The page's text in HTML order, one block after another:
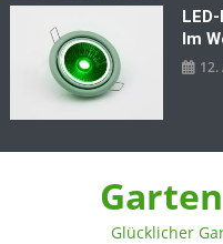
Im
12.
Glücklicher